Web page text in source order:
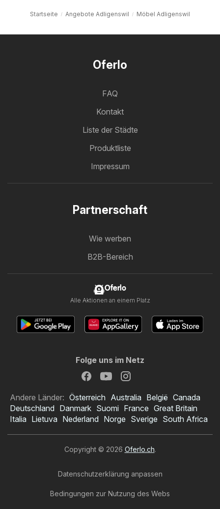
Startseite Angebote Adligenswil Möbel Adligenswil
Oferlo
FAQ
Kontakt
Liste der Städte
Produktliste
Impressum
Partnerschaft
Wie werben
B2B-Bereich
Oferlo
Alle Aktionen an einem Platz
Folge uns im Netz
Andere Länder: Österreich Australia België Canada
Deutschland Danmark Suomi France Great Britain
Italia Lietuva Nederland Norge Sverige South Africa
Copyright © 2026 Oferlo.ch.
Datenschutzerklärung anpassen
Bedingungen zur Nutzung des Webs